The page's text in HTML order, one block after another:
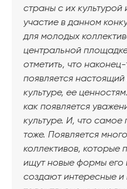
страны с их
участие в данном
для молодых
центральной
отметить, что
появляется
культуре, ее
как появляется
культуре. И, что
тоже. Появляется
коллективов, которые
ищут новые формы его
создают интересные